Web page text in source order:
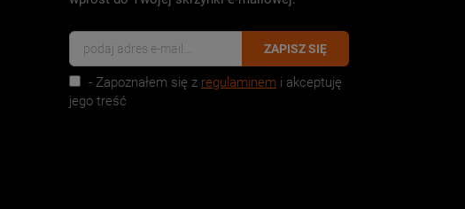
ZAPISZ SIĘ
- Zapoznałem się z regulaminem i akceptuję
jego treść